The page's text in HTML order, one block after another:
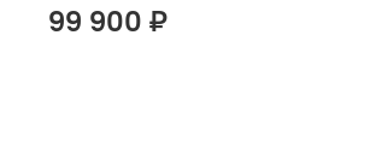
99 900 ₽